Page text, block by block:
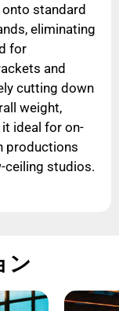
standard
eliminating
for
and
cutting down
weight,
ideal for on-
productions
ceiling studios.
ン